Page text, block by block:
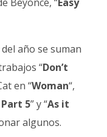
año se suman
“Don’t
en “Woman“,
5” y “As it
algunos.